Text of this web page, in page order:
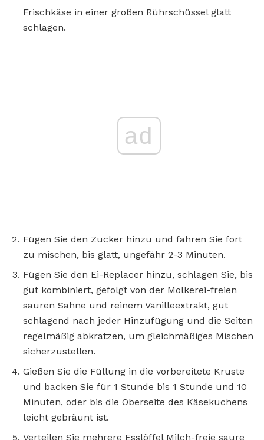
Frischkäse in einer großen Rührschüssel glatt
schlagen.
ad
Fügen Sie den Zucker hinzu und fahren Sie fort
zu mischen, bis glatt, ungefähr 2-3 Minuten.
Fügen Sie den Ei-Replacer hinzu, schlagen Sie, bis
gut kombiniert, gefolgt von der Molkerei-freien
sauren Sahne und reinem Vanilleextrakt, gut
schlagend nach jeder Hinzufügung und die Seiten
regelmäßig abkratzen, um gleichmäßiges Mischen
sicherzustellen.
Gießen Sie die Füllung in die vorbereitete Kruste
und backen Sie für 1 Stunde bis 1 Stunde und 10
Minuten, oder bis die Oberseite des Käsekuchens
leicht gebräunt ist.
Verteilen Sie mehrere Esslöffel Milch-freie saure